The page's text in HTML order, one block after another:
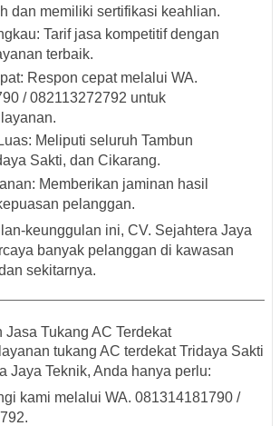
dan memiliki sertifikasi keahlian.
: Tarif jasa kompetitif dengan
terbaik.
: Respon cepat melalui WA.
/ 082113272792 untuk
: Meliputi seluruh Tambun
Sakti, dan Cikarang.
: Memberikan jaminan hasil
pelanggan.
keunggulan ini, CV. Sejahtera Jaya
banyak pelanggan di kawasan
sekitarnya.
Tukang AC Terdekat
tukang AC terdekat Tridaya Sakti
Jaya Teknik, Anda hanya perlu:
kami melalui WA. 081314181790 /
.